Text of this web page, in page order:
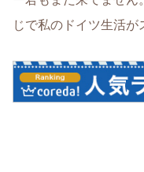
じで私のドイツ生活が